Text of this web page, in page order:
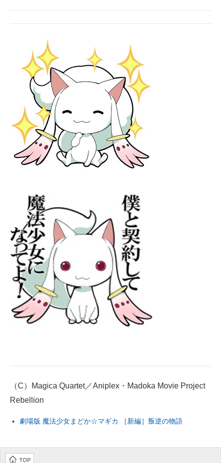
（C）Magica Quartet／Aniplex・Madoka Movie Project
Rebellion
劇場版 魔法少女まどか☆マギカ ［新編］叛逆の物語
TOP